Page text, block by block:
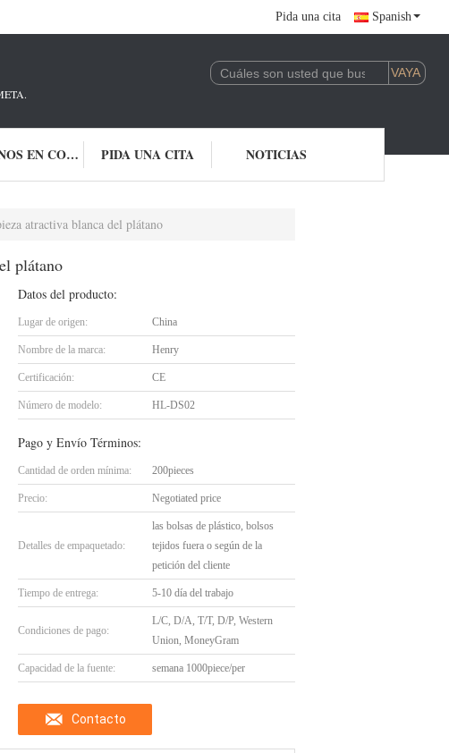
Pida una cita Spanish
ÉNTRENOS EN CONTACTO CON PIDA UNA CITA NOTICIAS
atractiva blanca del plátano
plátano
Datos del producto:
Lugar de origen: China
Nombre de la marca: Henry
Certificación: CE
Número de modelo: HL-DS02
Pago y Envío Términos:
Cantidad de orden mínima: 200pieces
Precio: Negotiated price
Detalles de empaquetado:
las bolsas de plástico, bolsos
tejidos fuera o según de la
petición del cliente
Tiempo de entrega: 5-10 día del trabajo
Condiciones de pago:
L/C, D/A, T/T, D/P, Western
Union, MoneyGram
Capacidad de la fuente: semana 1000piece/per
Contacto